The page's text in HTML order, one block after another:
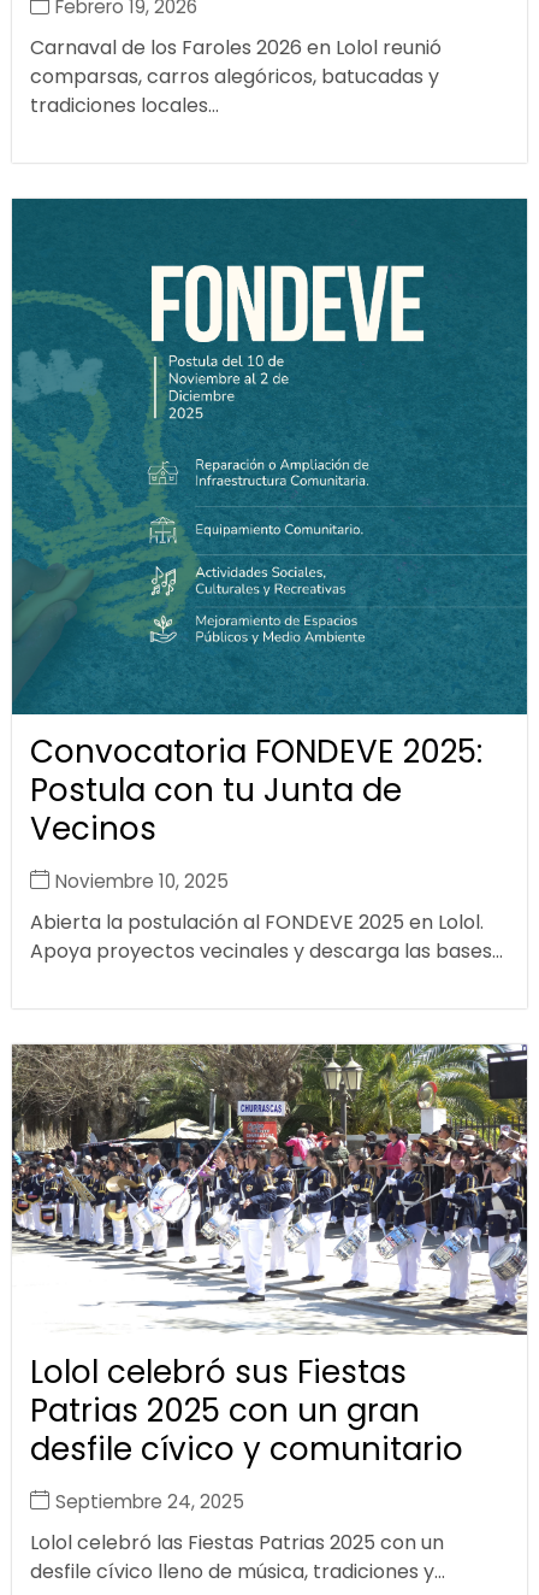
Febrero 19, 2026
Carnaval de los Faroles 2026 en Lolol reunió
comparsas, carros alegóricos, batucadas y
tradiciones locales...
Convocatoria FONDEVE 2025:
Postula con tu Junta de
Vecinos
Noviembre 10, 2025
Abierta la postulación al FONDEVE 2025 en Lolol.
Apoya proyectos vecinales y descarga las bases...
Lolol celebró sus Fiestas
Patrias 2025 con un gran
desfile cívico y comunitario
Septiembre 24, 2025
Lolol celebró las Fiestas Patrias 2025 con un
desfile cívico lleno de música, tradiciones y...